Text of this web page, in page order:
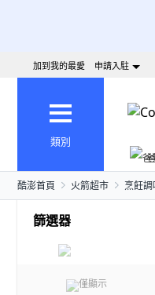
加到我的最愛 申請入駐
類別
酷澎首頁 火箭超市 烹飪調
篩選器
僅顯示